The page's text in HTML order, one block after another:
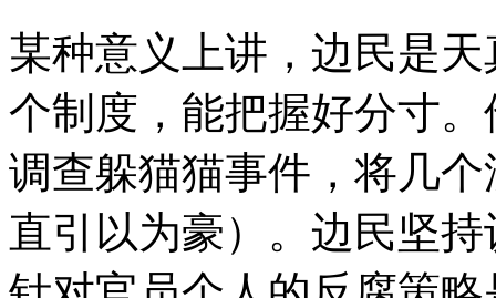
某种意义上讲，边民是
个制度，能把握好分寸
调查躲猫猫事件，将几
直引以为豪）。边民坚